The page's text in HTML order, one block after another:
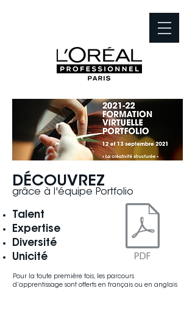
DÉCOUVREZ
grâce à l'équipe Portfolio
Talent
Expertise
Diversité
Unicité
Pour la toute première fois, les parcours
d’apprentissage sont offerts en français ou en anglais